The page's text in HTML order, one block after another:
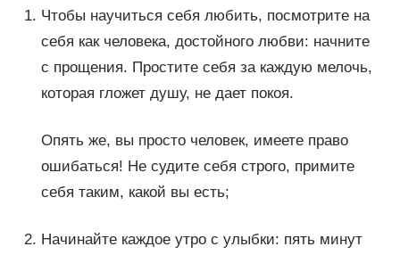
Чтобы научиться себя любить, посмотрите на
себя как человека, достойного любви: начните
с прощения. Простите себя за каждую мелочь,
которая гложет душу, не дает покоя.
Опять же, вы просто человек, имеете право
ошибаться! Не судите себя строго, примите
себя таким, какой вы есть;
Начинайте каждое утро с улыбки: пять минут